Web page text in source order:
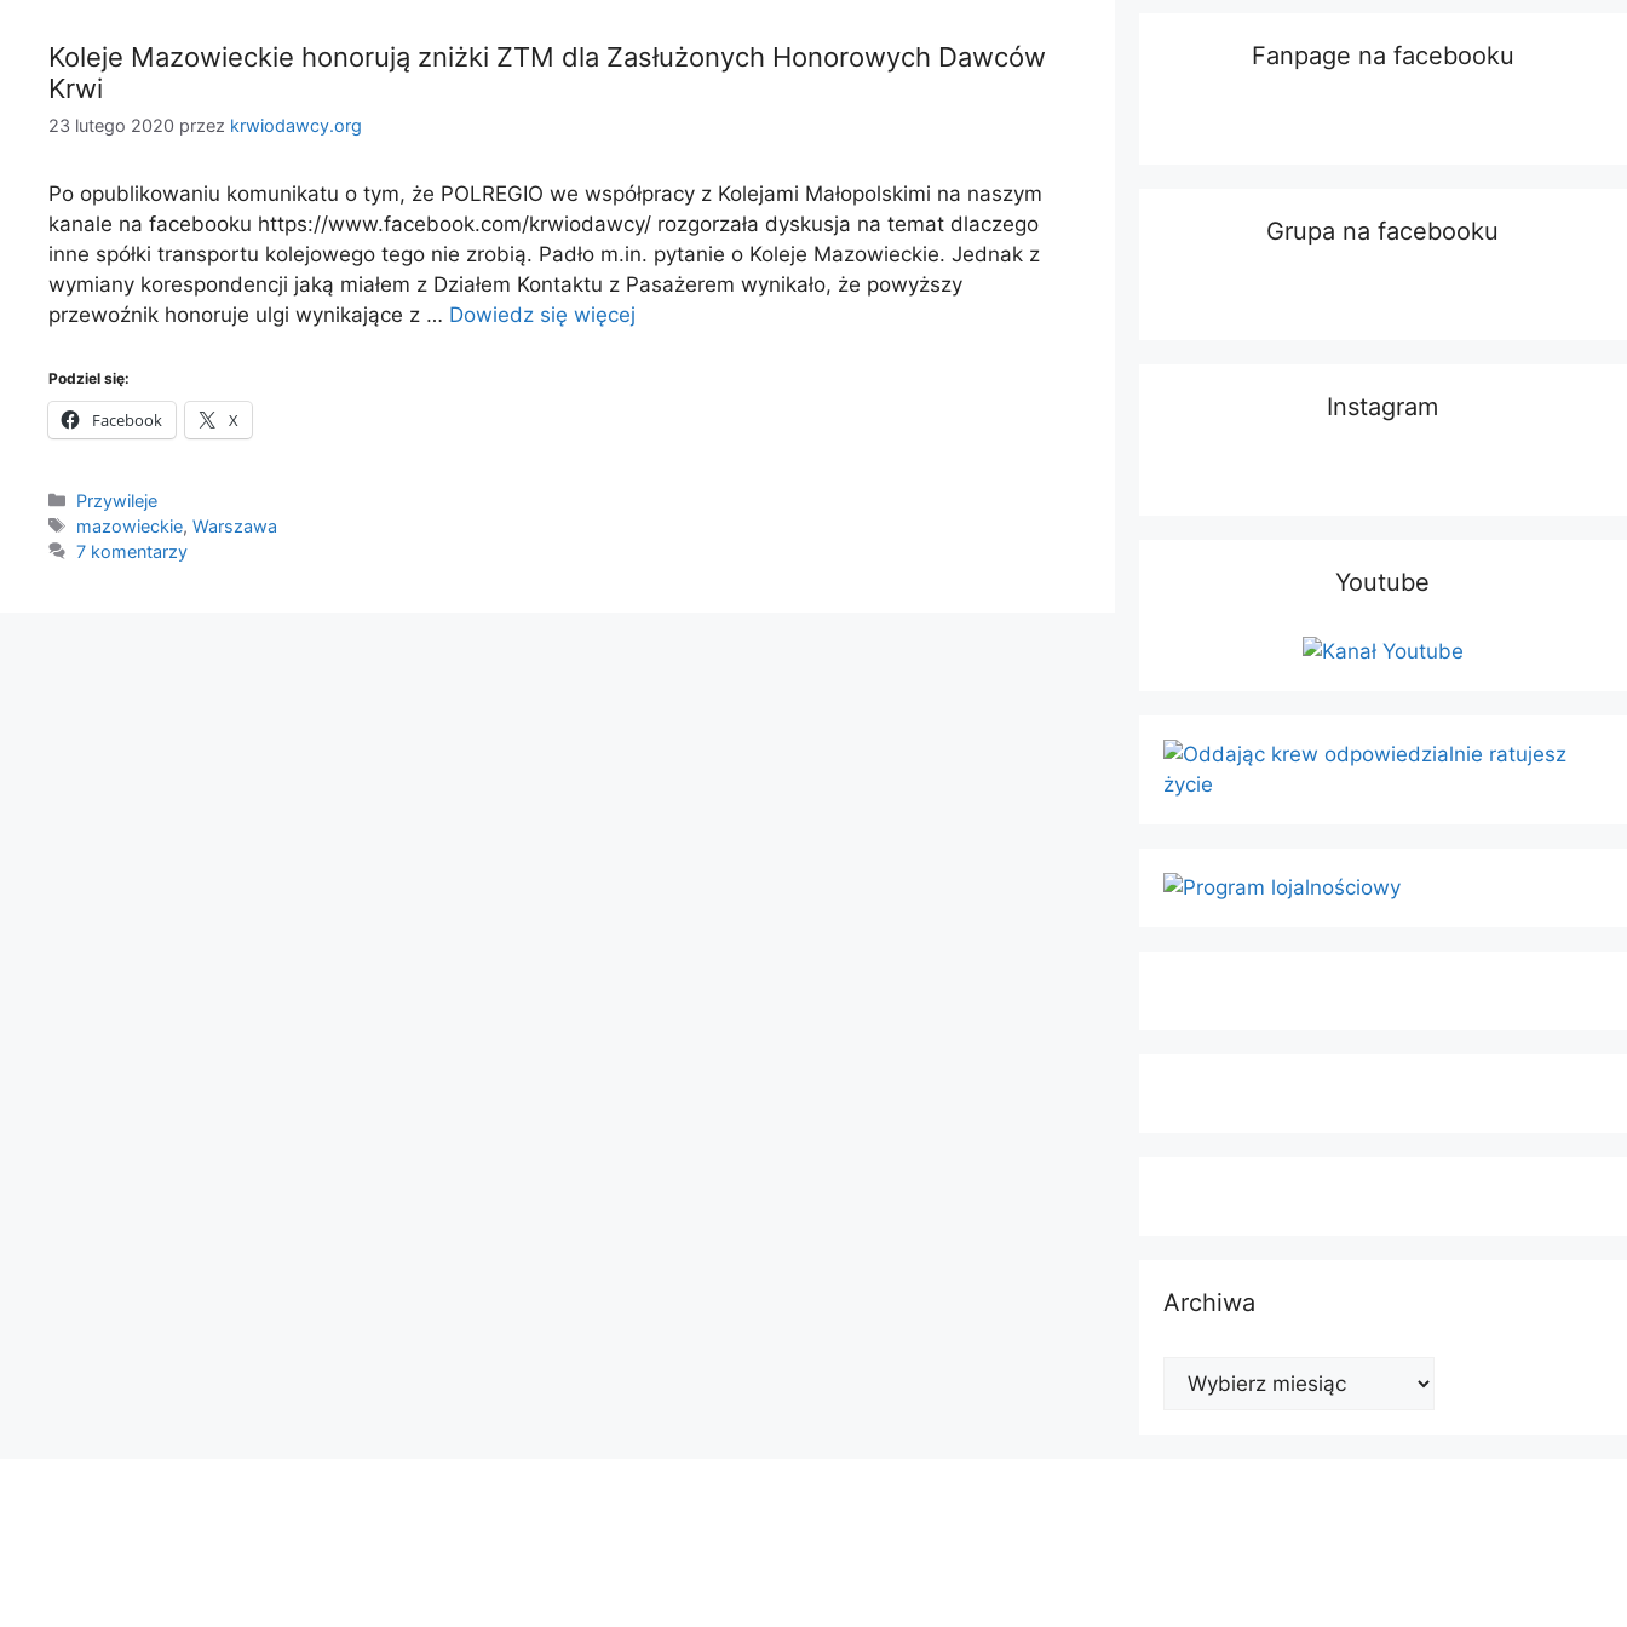
Koleje Mazowieckie honorują zniżki ZTM dla Zasłużonych Honorowych Dawców
Krwi
23 lutego 2020 przez krwiodawcy.org
Po opublikowaniu komunikatu o tym, że POLREGIO we współpracy z Kolejami Małopolskimi na naszym
kanale na facebooku https://www.facebook.com/krwiodawcy/ rozgorzała dyskusja na temat dlaczego
inne spółki transportu kolejowego tego nie zrobią. Padło m.in. pytanie o Koleje Mazowieckie. Jednak z
wymiany korespondencji jaką miałem z Działem Kontaktu z Pasażerem wynikało, że powyższy
przewoźnik honoruje ulgi wynikające z … Dowiedz się więcej
Podziel się:
Facebook X
Kategorie
Przywileje
Tagi
mazowieckie,Warszawa
7 komentarzy
Fanpage na facebooku
Grupa na facebooku
Instagram
Youtube
Archiwa
Archiwa